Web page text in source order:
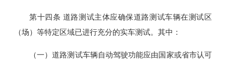
第十四条 道路测试主体应确保道路测试车辆在测试区
（场）等特定区域已进行充分的实车测试。其中：
（一）道路测试车辆自动驾驶功能应由国家或省市认可